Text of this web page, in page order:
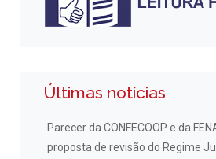
Últimas notícias
Parecer da CONFECOOP e da
proposta de revisão do Regime